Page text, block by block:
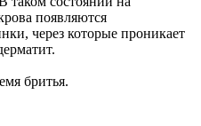
появляются
через которые проникает
бритья.